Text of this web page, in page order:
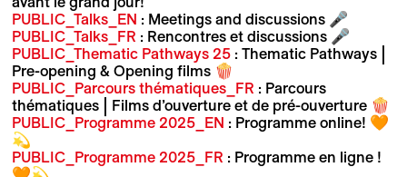
PUBLIC_Talks_EN : Meetings and discussions 🎤
PUBLIC_Talks_FR : Rencontres et discussions 🎤
PUBLIC_Thematic Pathways 25: Thematic Pathways |
Pre-opening & Opening films 🍿
PUBLIC_Parcours thématiques_FR : Parcours
thématiques | Films d’ouverture et de pré-ouverture 🍿
PUBLIC_Programme 2025_EN : Programme online! 🧡
💫
PUBLIC_Programme 2025_FR : Programme en ligne !